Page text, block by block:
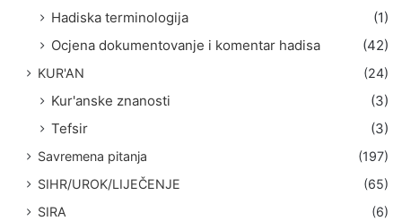
Hadiska terminologija
(1)
Ocjena dokumentovanje i komentar hadisa
(42)
KUR'AN (24)
Kur'anske znanosti
(3)
Tefsir
(3)
Savremena pitanja
(197)
SIHR/UROK/LIJEČENJE
(65)
SIRA
(6)